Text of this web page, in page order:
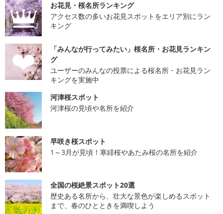
お花見・桜名所ランキング
アクセス数の多いお花見スポットをエリア別にラン
キング
「みんなが行ってみたい」桜名所・お花見ランキン
グ
ユーザーのみんなの投票による桜名所・お花見ラン
キングを実施中
河津桜スポット
河津桜の見頃や名所を紹介
早咲き桜スポット
1～3月が見頃！寒緋桜やあたみ桜の名所を紹介
全国の桜絶景スポット20選
歴史ある名所から、壮大な景色が楽しめるスポット
まで、春のひとときを満喫しよう